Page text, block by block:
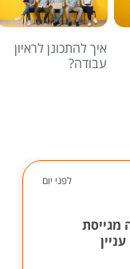
איך להתכונן לראיון
עבודה?
לפני יום
מגייסת